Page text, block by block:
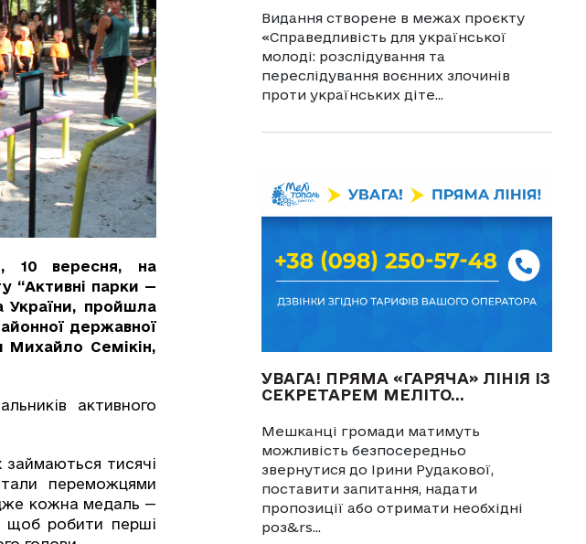
10 вересня, на
“Активні парки —
України, пройшла
державної
Михайло Семікін,
активного
займаються тисячі
переможцями
кожна медаль —
щоб робити перші
Видання створене в межах проєкту
«Справедливість для української
молоді: розслідування та
переслідування воєнних злочинів
проти українських діте...
УВАГА! ПРЯМА «ГАРЯЧА» ЛІНІЯ ІЗ
СЕКРЕТАРЕМ МЕЛІТО...
Мешканці громади матимуть
можливість безпосередньо
звернутися до Ірини Рудакової,
поставити запитання, надати
пропозиції або отримати необхідні
роз&rs...